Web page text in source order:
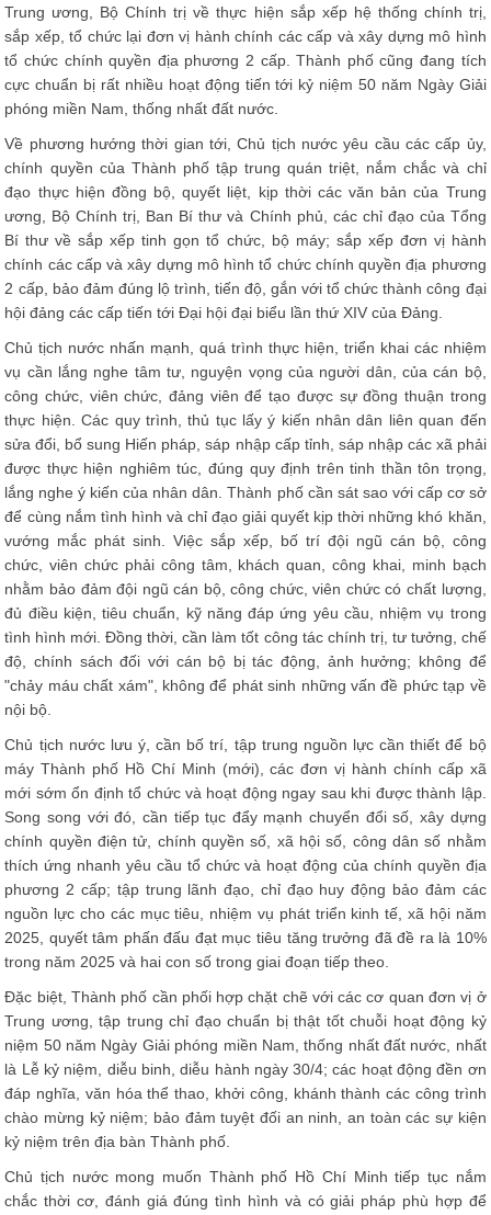
Trung ương, Bộ Chính trị về thực hiện sắp xếp hệ thống chính trị,
sắp xếp, tổ chức lại đơn vị hành chính các cấp và xây dựng mô hình
tổ chức chính quyền địa phương 2 cấp. Thành phố cũng đang tích
cực chuẩn bị rất nhiều hoạt động tiến tới kỷ niệm 50 năm Ngày Giải
phóng miền Nam, thống nhất đất nước.
Về phương hướng thời gian tới, Chủ tịch nước yêu cầu các cấp ủy,
chính quyền của Thành phố tập trung quán triệt, nắm chắc và chỉ
đạo thực hiện đồng bộ, quyết liệt, kịp thời các văn bản của Trung
ương, Bộ Chính trị, Ban Bí thư và Chính phủ, các chỉ đạo của Tổng
Bí thư về sắp xếp tinh gọn tổ chức, bộ máy; sắp xếp đơn vị hành
chính các cấp và xây dựng mô hình tổ chức chính quyền địa phương
2 cấp, bảo đảm đúng lộ trình, tiến độ, gắn với tổ chức thành công đại
hội đảng các cấp tiến tới Đại hội đại biểu lần thứ XIV của Đảng.
Chủ tịch nước nhấn mạnh, quá trình thực hiện, triển khai các nhiệm
vụ cần lắng nghe tâm tư, nguyện vọng của người dân, của cán bộ,
công chức, viên chức, đảng viên để tạo được sự đồng thuận trong
thực hiện. Các quy trình, thủ tục lấy ý kiến nhân dân liên quan đến
sửa đổi, bổ sung Hiến pháp, sáp nhập cấp tỉnh, sáp nhập các xã phải
được thực hiện nghiêm túc, đúng quy định trên tinh thần tôn trọng,
lắng nghe ý kiến của nhân dân. Thành phố cần sát sao với cấp cơ sở
để cùng nắm tình hình và chỉ đạo giải quyết kịp thời những khó khăn,
vướng mắc phát sinh. Việc sắp xếp, bố trí đội ngũ cán bộ, công
chức, viên chức phải công tâm, khách quan, công khai, minh bạch
nhằm bảo đảm đội ngũ cán bộ, công chức, viên chức có chất lượng,
đủ điều kiện, tiêu chuẩn, kỹ năng đáp ứng yêu cầu, nhiệm vụ trong
tình hình mới. Đồng thời, cần làm tốt công tác chính trị, tư tưởng, chế
độ, chính sách đối với cán bộ bị tác động, ảnh hưởng; không để
"chảy máu chất xám", không để phát sinh những vấn đề phức tạp về
nội bộ.
Chủ tịch nước lưu ý, cần bố trí, tập trung nguồn lực cần thiết để bộ
máy Thành phố Hồ Chí Minh (mới), các đơn vị hành chính cấp xã
mới sớm ổn định tổ chức và hoạt động ngay sau khi được thành lập.
Song song với đó, cần tiếp tục đẩy mạnh chuyển đổi số, xây dựng
chính quyền điện tử, chính quyền số, xã hội số, công dân số nhằm
thích ứng nhanh yêu cầu tổ chức và hoạt động của chính quyền địa
phương 2 cấp; tập trung lãnh đạo, chỉ đạo huy động bảo đảm các
nguồn lực cho các mục tiêu, nhiệm vụ phát triển kinh tế, xã hội năm
2025, quyết tâm phấn đấu đạt mục tiêu tăng trưởng đã đề ra là 10%
trong năm 2025 và hai con số trong giai đoạn tiếp theo.
Đặc biệt, Thành phố cần phối hợp chặt chẽ với các cơ quan đơn vị ở
Trung ương, tập trung chỉ đạo chuẩn bị thật tốt chuỗi hoạt động kỷ
niệm 50 năm Ngày Giải phóng miền Nam, thống nhất đất nước, nhất
là Lễ kỷ niệm, diễu binh, diễu hành ngày 30/4; các hoạt động đền ơn
đáp nghĩa, văn hóa thể thao, khởi công, khánh thành các công trình
chào mừng kỷ niệm; bảo đảm tuyệt đối an ninh, an toàn các sự kiện
kỷ niệm trên địa bàn Thành phố.
Chủ tịch nước mong muốn Thành phố Hồ Chí Minh tiếp tục nắm
chắc thời cơ, đánh giá đúng tình hình và có giải pháp phù hợp để